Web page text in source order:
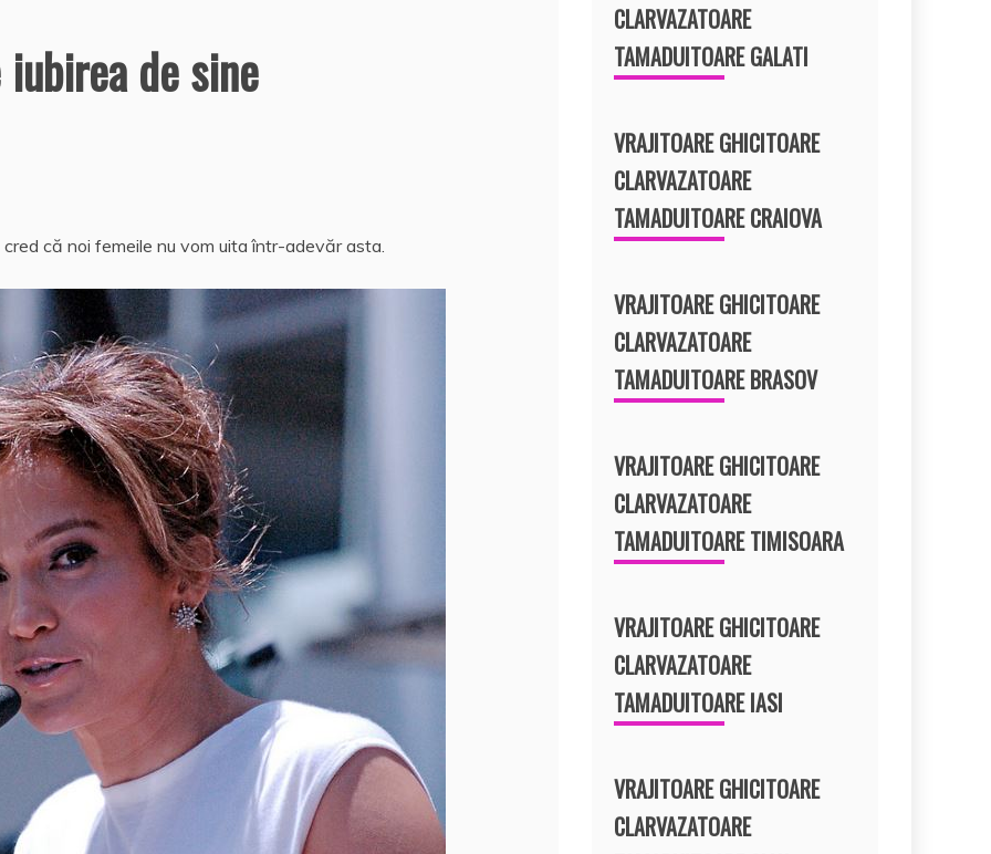
de sine
că noi femeile nu vom uita într-adevăr asta.
CLARVAZATOARE
TAMADUITOARE GALATI
VRAJITOARE GHICITOARE
CLARVAZATOARE
TAMADUITOARE CRAIOVA
VRAJITOARE GHICITOARE
CLARVAZATOARE
TAMADUITOARE BRASOV
VRAJITOARE GHICITOARE
CLARVAZATOARE
TAMADUITOARE TIMISOARA
VRAJITOARE GHICITOARE
CLARVAZATOARE
TAMADUITOARE IASI
VRAJITOARE GHICITOARE
CLARVAZATOARE